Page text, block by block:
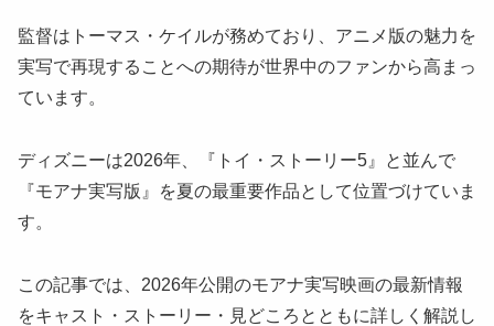
監督はトーマス・ケイルが務めており、アニメ版の魅力を
実写で再現することへの期待が世界中のファンから高まっ
ています。
ディズニーは2026年、『トイ・ストーリー5』と並んで
『モアナ実写版』を夏の最重要作品として位置づけていま
す。
この記事では、2026年公開のモアナ実写映画の最新情報
をキャスト・ストーリー・見どころとともに詳しく解説し